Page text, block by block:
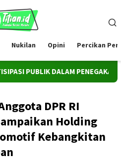
Nukilan Opini Percikan
DALAM PENEGAKAN HUKUM
DPR RI
Holding
Kebangkitan